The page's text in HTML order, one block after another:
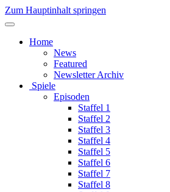
Zum Hauptinhalt springen
Home
News
Featured
Newsletter Archiv
Spiele
Episoden
Staffel 1
Staffel 2
Staffel 3
Staffel 4
Staffel 5
Staffel 6
Staffel 7
Staffel 8